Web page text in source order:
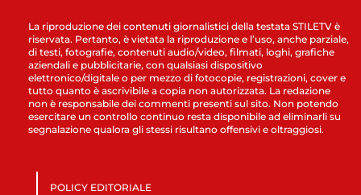
La riproduzione dei contenuti giornalistici della testata STILETV è
riservata. Pertanto, è vietata la riproduzione e l’uso, anche parziale,
di testi, fotografie, contenuti audio/video, filmati, loghi, grafiche
aziendali e pubblicitarie, con qualsiasi dispositivo
elettronico/digitale o per mezzo di fotocopie, registrazioni, cover e
tutto quanto è ascrivibile a copia non autorizzata. La redazione
non è responsabile dei commenti presenti sul sito. Non potendo
esercitare un controllo continuo resta disponibile ad eliminarli su
segnalazione qualora gli stessi risultano offensivi e oltraggiosi.
POLICY EDITORIALE